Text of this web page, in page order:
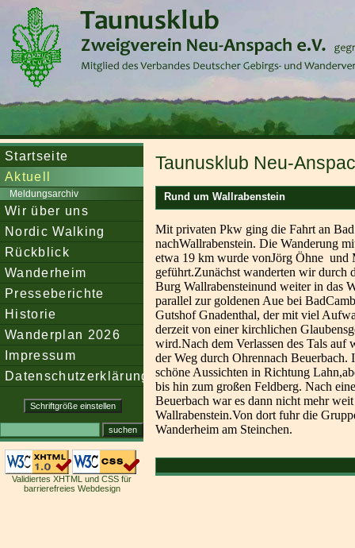
Startseite
Aktuell
Meldungsarchiv
Wir über uns
Nordic Walking
Rückblick
Wanderheim
Presseberichte
Historie
Wanderplan 2026
Impressum
Datenschutzerklärung
Validiertes XHTML und CSS für
barrierefreies Webdesign
Taunusklub Neu-
Rund um Wallrabenstein
Mit privaten Pkw ging die Fahrt an
nachWallrabenstein. Die Wanderung
etwa 19 km wurde vonJörg Öhne und
geführt.Zunächst wanderten wir durch
Burg Wallrabensteinund weiter in das
parallel zur goldenen Aue bei
Gutshof Gnadenthal, der mit viel
derzeit von einer kirchlichen
wird.Nach dem Verlassen des Tals auf
der Weg durch Ohrennach Beuerbach.
schöne Aussichten in Richtung
bis hin zum großen Feldberg. Nach
Beuerbach war es dann nicht mehr
Wallrabenstein.Von dort fuhr die
Wanderheim am Steinchen.